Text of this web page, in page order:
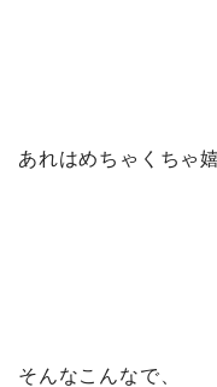
あれはめちゃくちゃ
そんなこんなで、